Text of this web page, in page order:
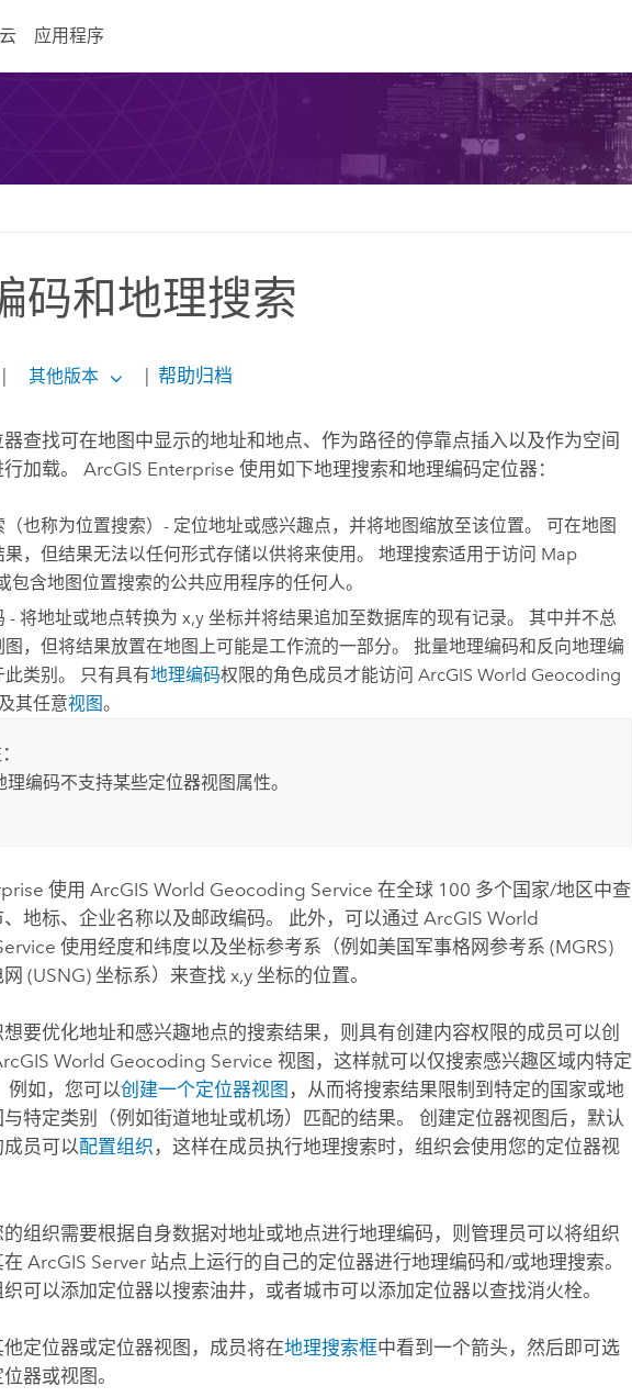
云 应用程序
码和地理搜索
| 其他版本 | 帮助归档
查找可在地图中显示的地址和地点、作为路径的停靠点插入以及作为空间
行加载。ArcGIS Enterprise 使用如下地理搜索和地理编码定位器：
（也称为位置搜索）- 定位地址或感兴趣点，并将地图缩放至该位置。 可在地图
果，但结果无法以任何形式存储以供将来使用。 地理搜索适用于访问 Map
包含地图位置搜索的公共应用程序的任何人。
- 将地址或地点转换为 x,y 坐标并将结果追加至数据库的现有记录。 其中并不总
图，但将结果放置在地图上可能是工作流的一部分。 批量地理编码和反向地理编
类别。
只有具有地理编码权限的角色成员才能访问 ArcGIS World Geocoding
其任意视图。
理编码不支持某些定位器视图属性。
使用ArcGIS World Geocoding Service 在全球 100 多个国家/地区中查
地标、企业名称以及邮政编码。 此外，可以通过ArcGIS World
使用经度和纬度以及坐标参考系（例如美国军事格网参考系 (MGRS)
(USNG) 坐标系）来查找 x,y 坐标的位置。
要优化地址和感兴趣地点的搜索结果，则具有创建内容权限的成员可以创
World Geocoding Service 视图，这样就可以仅搜索感兴趣区域内特定
例如，您可以创建一个定位器视图 ，从而将搜索结果限制到特定的国家或地
与特定类别（例如街道地址或机场）匹配的结果。 创建定位器视图后，默认
员可以配置组织 ，这样在成员执行地理搜索时，组织会使用您的定位器视
的组织需要根据自身数据对地址或地点进行地理编码，则管理员可以将组织
在ArcGIS Server 站点上运行的自己的定位器进行地理编码和/或地理搜索。
可以添加定位器以搜索油井，或者城市可以添加定位器以查找消火栓。
定位器或定位器视图，成员将在地理搜索框中看到一个箭头，然后即可选
器或视图。